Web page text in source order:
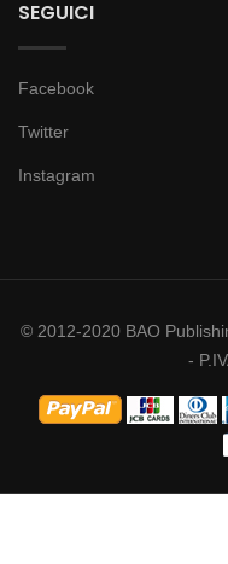
SEGUICI
Facebook
Twitter
Instagram
© 2012-2020 BAO
-